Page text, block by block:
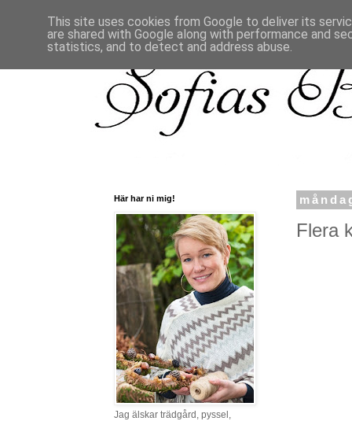
Flera
Här har ni mig!
Jag älskar trädgård, pyssel,
This site uses cookies from Google to deliver its
are shared with Google along with performance and
statistics, and to detect and address abuse.